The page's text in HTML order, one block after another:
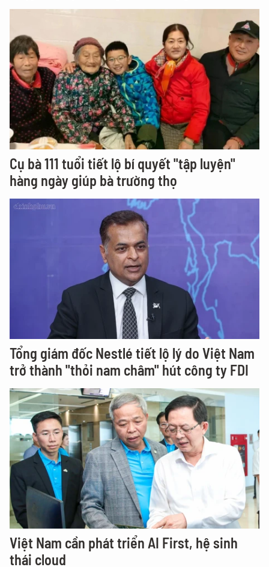
Cụ bà 111 tuổi tiết lộ bí quyết "tập luyện"
hàng ngày giúp bà trường thọ
Tổng giám đốc Nestlé tiết lộ lý do Việt Nam
trở thành "thỏi nam châm" hút công ty FDI
Việt Nam cần phát triển AI First, hệ sinh
thái cloud